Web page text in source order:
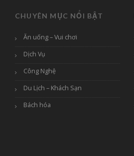
CHUYÊN MỤC NỔI BẬT
Ăn uống – Vui chơi
Dịch Vụ
Công Nghệ
Du Lịch – Khách Sạn
Bách hóa